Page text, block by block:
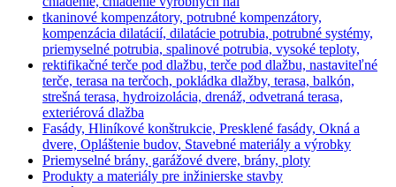
tkaninové kompenzátory, potrubné kompenzátory,
kompenzácia dilatácií, dilatácie potrubia, potrubné systémy,
priemyselné potrubia, spalinové potrubia, vysoké teploty,
rektifikačné terče pod dlažbu, terče pod dlažbu, nastaviteľné
terče, terasa na terčoch, pokládka dlažby, terasa, balkón,
strešná terasa, hydroizolácia, drenáž, odvetraná terasa,
exteriérová dlažba
Fasády, Hliníkové konštrukcie, Presklené fasády, Okná a
dvere, Opláštenie budov, Stavebné materiály a výrobky
Priemyselné brány, garážové dvere, brány, ploty
Produkty a materiály pre inžinierske stavby